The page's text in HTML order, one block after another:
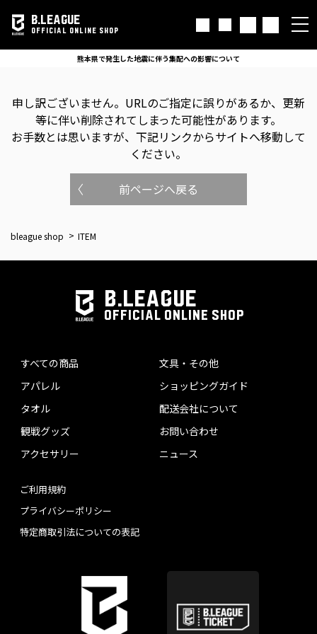
B.LEAGUE
OFFICIAL ONLINE SHOP
熊本県で発生した地震に伴う集配への影響について
申し訳ございません。 URLのご指定に誤りがあるか、更新
等に伴い削除されてしまった可能性があります。
お手数とは思いますが、下記リンクからサイトへ移動して
ください。
前ページへ戻る
bleague shop ITEM
B.LEAGUE
OFFICIAL ONLINE SHOP
すべての商品
アパレル
タオル
観戦グッズ
アクセサリー
文具・その他
ショッピングガイド
配送会社について
お問い合わせ
ニュース
ご利用規約
プライバシーポリシー
特定商取引法についての表記